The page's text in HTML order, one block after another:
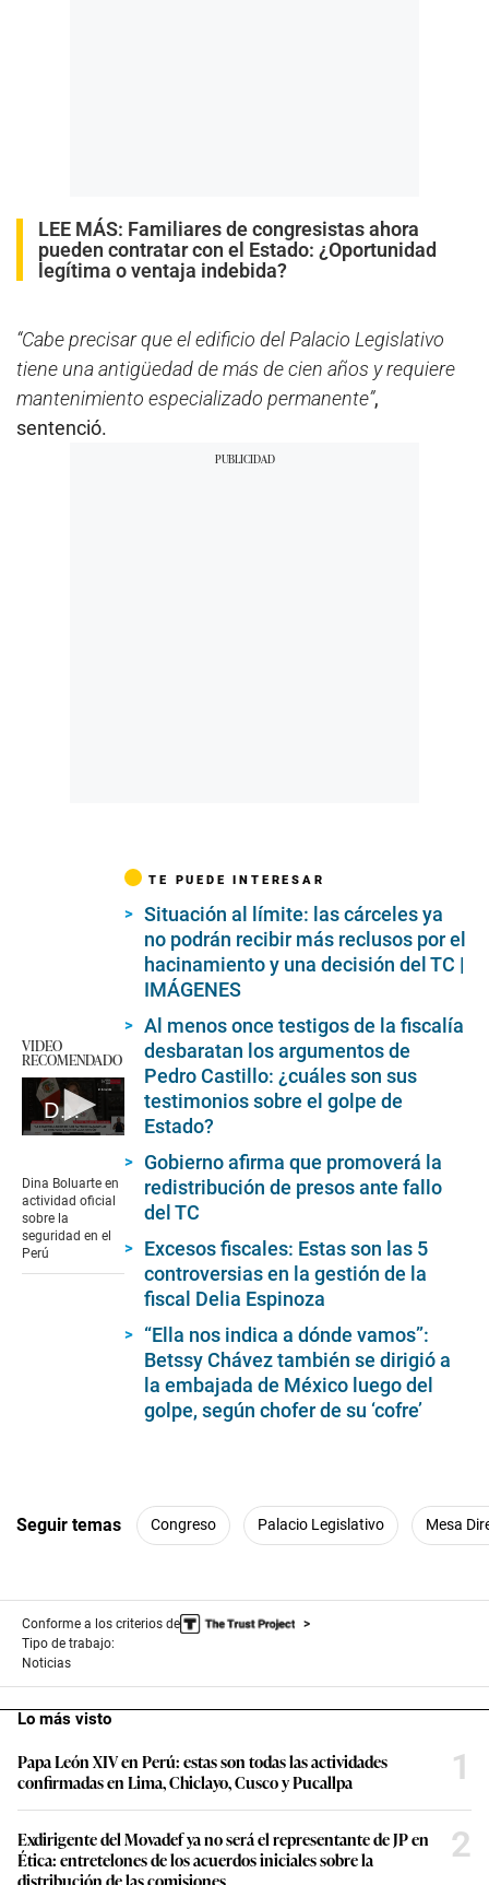
LEE MÁS: Familiares de congresistas ahora
pueden contratar con el Estado: ¿Oportunidad
legítima o ventaja indebida?
“Cabe precisar que el edificio del Palacio Legislativo
tiene una antigüedad de más de cien años y requiere
mantenimiento especializado permanente”,
sentenció.
VIDEO
RECOMENDADO
Dina Boluarte en nueva sesión de 'Cuarto de guerra'
of
2
minutes,
40
seconds
Dina Boluarte en
actividad oficial
sobre la
seguridad en el
Perú
TE PUEDE INTERESAR
Situación al límite: las cárceles ya
no podrán recibir más reclusos por el
hacinamiento y una decisión del TC |
IMÁGENES
Al menos once testigos de la fiscalía
desbaratan los argumentos de
Pedro Castillo: ¿cuáles son sus
testimonios sobre el golpe de
Estado?
Gobierno afirma que promoverá la
redistribución de presos ante fallo
del TC
Excesos fiscales: Estas son las 5
controversias en la gestión de la
fiscal Delia Espinoza
“Ella nos indica a dónde vamos”:
Betssy Chávez también se dirigió a
la embajada de México luego del
golpe, según chofer de su ‘cofre’
Seguir temas Congreso Palacio Legislativo Mesa
Conforme a los criterios de
Tipo de trabajo:
Noticias
Lo más visto
Papa León XIV en Perú: estas son todas las actividades
confirmadas en Lima, Chiclayo, Cusco y Pucallpa
1
Exdirigente del Movadef ya no será el representante de JP en
Ética: entretelones de los acuerdos iniciales sobre la
distribución de las comisiones
2